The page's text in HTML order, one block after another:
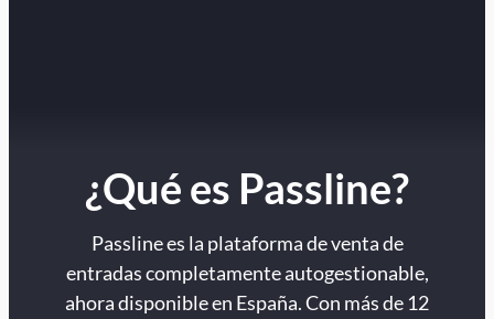
¿Qué es Passline?
Passline es la plataforma de venta de
entradas completamente autogestionable,
ahora disponible en España. Con más de 12